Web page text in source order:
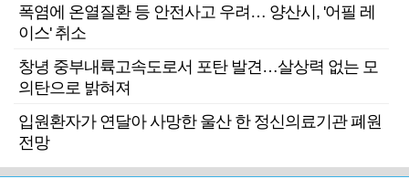
폭염에 온열질환 등 안전사고 우려… 양산시, '어필 레
이스' 취소
창녕 중부내륙고속도로서 포탄 발견…살상력 없는 모
의탄으로 밝혀져
입원환자가 연달아 사망한 울산 한 정신의료기관 폐원
전망